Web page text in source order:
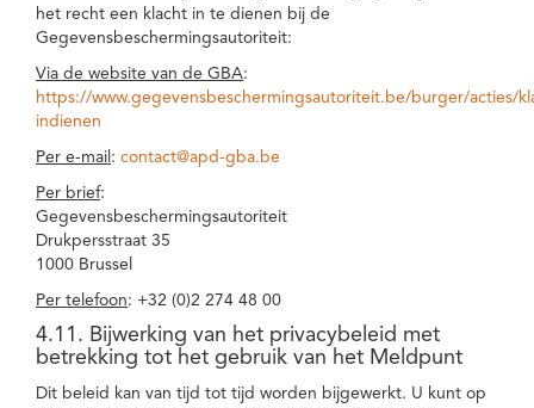
het recht een klacht in te dienen bij de
Gegevensbeschermingsautoriteit:
Via de website van de GBA:
https://www.gegevensbeschermingsautoriteit.be/burger/acties/
indienen
Per e-mail : contact@apd-gba.be
Per brief:
Gegevensbeschermingsautoriteit
Drukpersstraat 35
1000 Brussel
Per telefoon: +32 (0)2 274 48 00
4.11. Bijwerking van het privacybeleid met
betrekking tot het gebruik van het Meldpunt
Dit beleid kan van tijd tot tijd worden bijgewerkt. U kunt op